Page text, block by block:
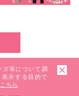
等について調
示する目的で
こちら